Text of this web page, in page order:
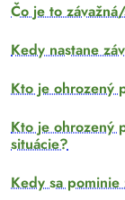
Čo je to
Kedy nastane
Kto je ohrozený
Kto je ohrozený
situácie?
Kedy sa pominie